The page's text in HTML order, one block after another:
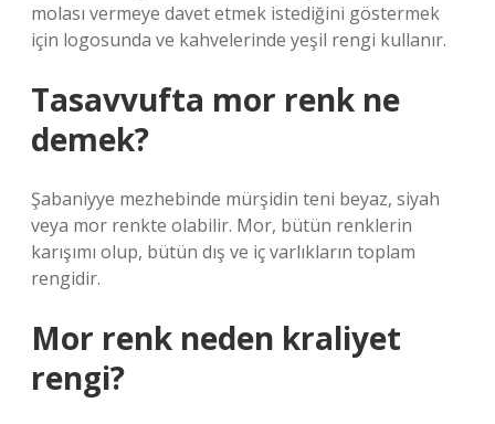
molası vermeye davet etmek istediğini göstermek
için logosunda ve kahvelerinde yeşil rengi kullanır.
Tasavvufta mor renk ne
demek?
Şabaniyye mezhebinde mürşidin teni beyaz, siyah
veya mor renkte olabilir. Mor, bütün renklerin
karışımı olup, bütün dış ve iç varlıkların toplam
rengidir.
Mor renk neden kraliyet
rengi?